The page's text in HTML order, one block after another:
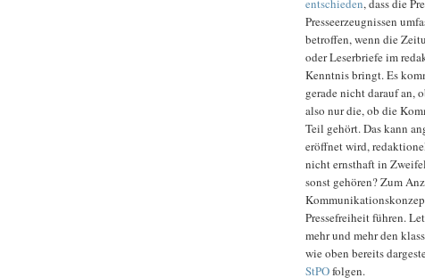
entschieden, dass die
Presseerzeugnissen
betroffen, wenn die
oder Leserbriefe im
Kenntnis bringt. Es
gerade nicht darauf an,
also nur die, ob die
Teil gehört. Das kann
eröffnet wird,
nicht ernsthaft in
sonst gehören? Zum
Pressefreiheit führen.
mehr und mehr den
wie oben bereits
StPOfolgen.